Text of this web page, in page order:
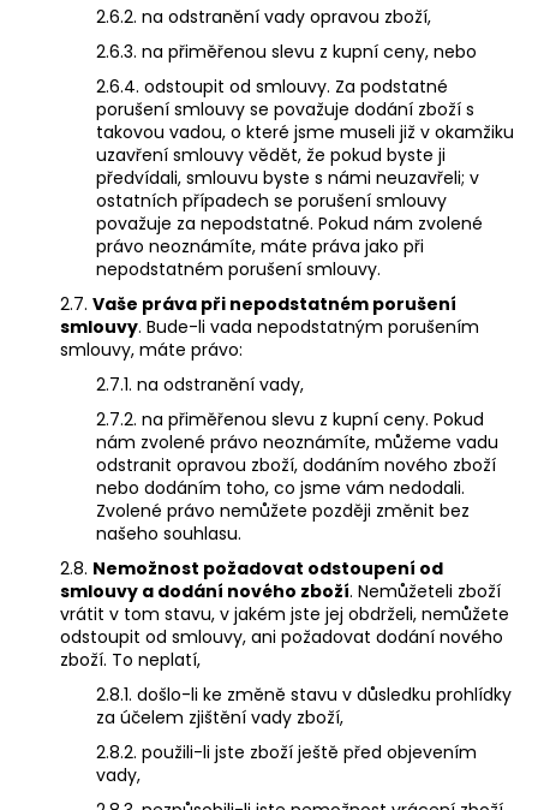
2.6.2. na odstranění vady opravou zboží,
2.6.3. na přiměřenou slevu z kupní ceny, nebo
2.6.4. odstoupit od smlouvy. Za podstatné
porušení smlouvy se považuje dodání zboží s
takovou vadou, o které jsme museli již v okamžiku
uzavření smlouvy vědět, že pokud byste ji
předvídali, smlouvu byste s námi neuzavřeli; v
ostatních případech se porušení smlouvy
považuje za nepodstatné. Pokud nám zvolené
právo neoznámíte, máte práva jako při
nepodstatném porušení smlouvy.
2.7. Vaše práva při nepodstatném porušení
smlouvy. Bude-li vada nepodstatným porušením
smlouvy, máte právo:
2.7.1. na odstranění vady,
2.7.2. na přiměřenou slevu z kupní ceny. Pokud
nám zvolené právo neoznámíte, můžeme vadu
odstranit opravou zboží, dodáním nového zboží
nebo dodáním toho, co jsme vám nedodali.
Zvolené právo nemůžete později změnit bez
našeho souhlasu.
2.8. Nemožnost požadovat odstoupení od
smlouvy a dodání nového zboží. Nemůžeteli zboží
vrátit v tom stavu, v jakém jste jej obdrželi, nemůžete
odstoupit od smlouvy, ani požadovat dodání nového
zboží. To neplatí,
2.8.1. došlo-li ke změně stavu v důsledku prohlídky
za účelem zjištění vady zboží,
2.8.2. použili-li jste zboží ještě před objevením
vady,